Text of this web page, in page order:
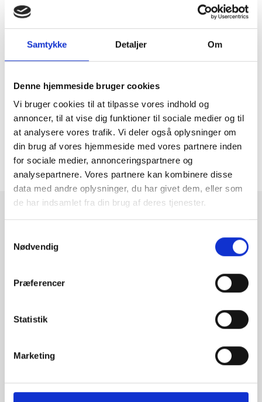
Samtykke Detaljer Om
Denne hjemmeside bruger cookies
Vi bruger cookies til at tilpasse vores indhold og
annoncer, til at vise dig funktioner til sociale medier og til
at analysere vores trafik. Vi deler også oplysninger om
din brug af vores hjemmeside med vores partnere inden
for sociale medier, annonceringspartnere og
analysepartnere. Vores partnere kan kombinere disse
data med andre oplysninger, du har givet dem, eller som
de har indsamlet fra din brug af deres tjenester.
Nødvendig
Præferencer
Statistik
Marketing
Tilbage til oversigten
Vi deler ny værdifuld viden, og holder dig opdateret på love